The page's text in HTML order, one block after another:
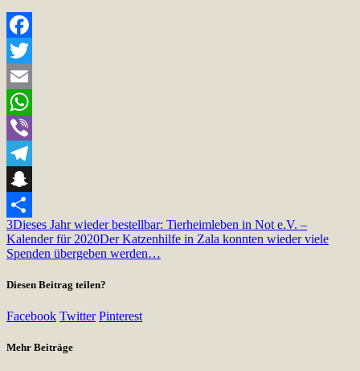
Facebook
Twitter
Email
WhatsApp
Viber
Telegram
Snapchat
Teilen
3Dieses Jahr wieder bestellbar: Tierheimleben in Not e.V. –
Kalender für 2020Der Katzenhilfe in Zala konnten wieder viele
Spenden übergeben werden…
Diesen Beitrag teilen?
Facebook Twitter Pinterest
Mehr Beiträge